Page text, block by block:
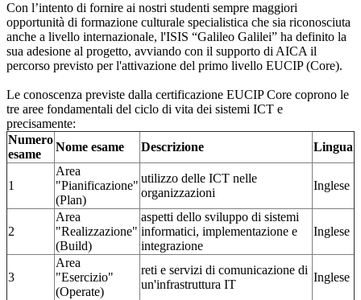
Con l’intento di fornire ai nostri studenti sempre maggiori
opportunità di formazione culturale specialistica che sia riconosciuta
anche a livello internazionale, l'ISIS “Galileo Galilei” ha definito la
sua adesione al progetto, avviando con il supporto di AICA il
percorso previsto per l'attivazione del primo livello EUCIP (Core).
Le conoscenza previste dalla certificazione EUCIP Core coprono le
tre aree fondamentali del ciclo di vita dei sistemi ICT e
precisamente:
Numero
esame
Nome esame Descrizione Lingua
1
Area
"Pianificazione"
(Plan)
utilizzo delle ICT nelle
organizzazioni
Inglese
2
Area
"Realizzazione"
(Build)
aspetti dello sviluppo di sistemi
informatici, implementazione e
integrazione
Inglese
3
Area
"Esercizio"
(Operate)
reti e servizi di comunicazione di
un'infrastruttura IT
Inglese